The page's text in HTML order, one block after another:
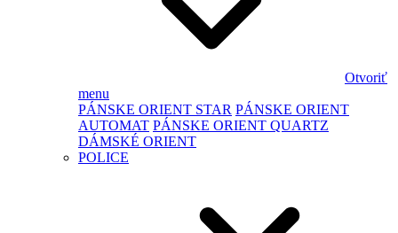
Otvoriť
menu
PÁNSKE ORIENT STAR PÁNSKE ORIENT
AUTOMAT PÁNSKE ORIENT QUARTZ
DÁMSKÉ ORIENT
POLICE